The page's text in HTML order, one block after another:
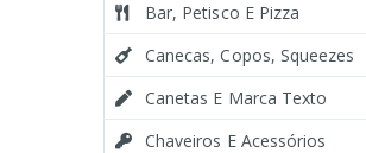
Bar, Petisco E Pizza
Canecas, Copos, Squeezes
Canetas E Marca Texto
Chaveiros E Acessórios